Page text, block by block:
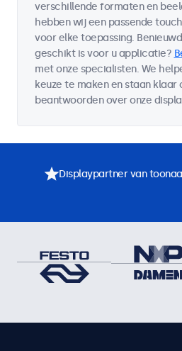
verschillende formaten en
hebben wij een passende
voor elke toepassing.
geschikt is voor u applicatie?
met onze specialisten. We
keuze te maken en staan klaar
beantwoorden over onze
Displaypartner van